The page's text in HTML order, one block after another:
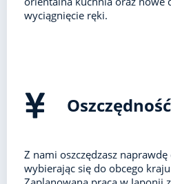
wyciągnięcie ręki.
Z nami oszczędzasz
wybierając się do obcego kraju